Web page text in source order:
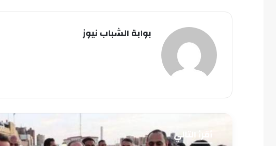
بوابة الشباب نيوز
أقرأ التالي